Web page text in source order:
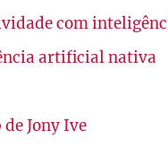
com
artificial nativa
Jony Ive